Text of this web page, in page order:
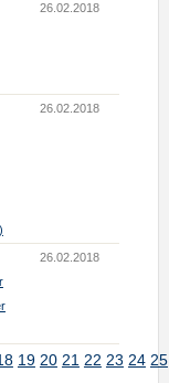
26.02.2018
26.02.2018
26.02.2018
19 20 21 22 23 24 25